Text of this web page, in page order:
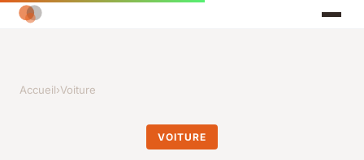
Accueil›Voiture
VOITURE